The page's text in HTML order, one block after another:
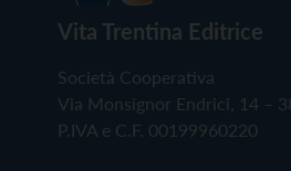
Vita Trentina Editrice
Società Cooperativa
Via Monsignor Endrici, 14 –
P.IVA e C.F. 00199960220